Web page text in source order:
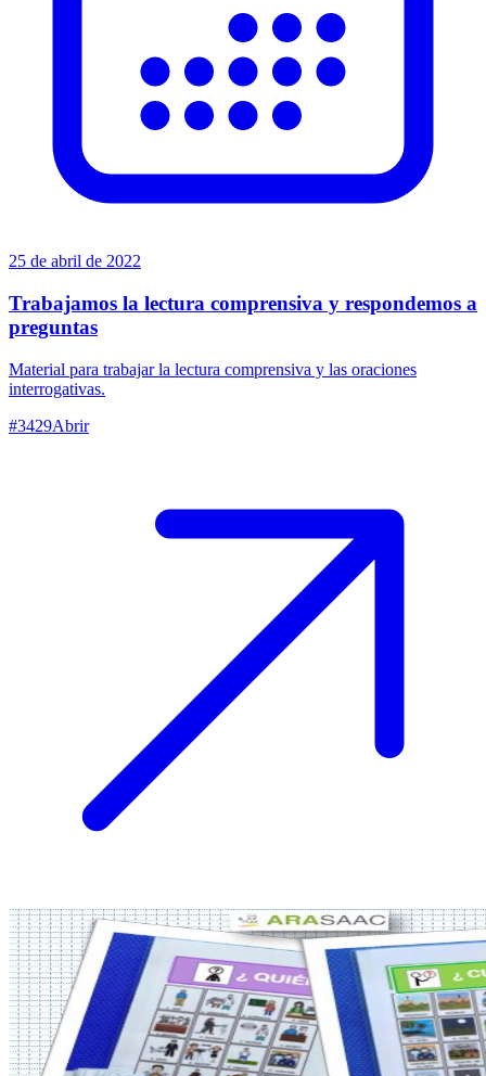
25 de abril de 2022
Trabajamos la lectura comprensiva y respondemos a
preguntas
Material para trabajar la lectura comprensiva y las oraciones
interrogativas.
#3429Abrir